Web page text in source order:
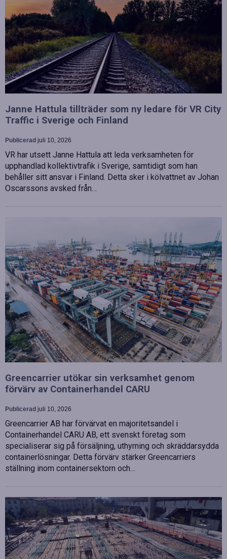
Janne Hattula tillträder som ny ledare för VR City
Traffic i Sverige och Finland
Publicerad juli 10, 2026
VR har utsett Janne Hattula att leda verksamheten för
upphandlad kollektivtrafik i Sverige, samtidigt som han
behåller sitt ansvar i Finland. Detta sker i kölvattnet av Johan
Oscarssons avsked från…
Greencarrier utökar sin verksamhet genom
förvärv av Containerhandel CARU
Publicerad juli 10, 2026
Greencarrier AB har förvärvat en majoritetsandel i
Containerhandel CARU AB, ett svenskt företag som
specialiserar sig på försäljning, uthyrning och skräddarsydda
containerlösningar. Detta förvärv stärker Greencarriers
ställning inom containersektorn och…